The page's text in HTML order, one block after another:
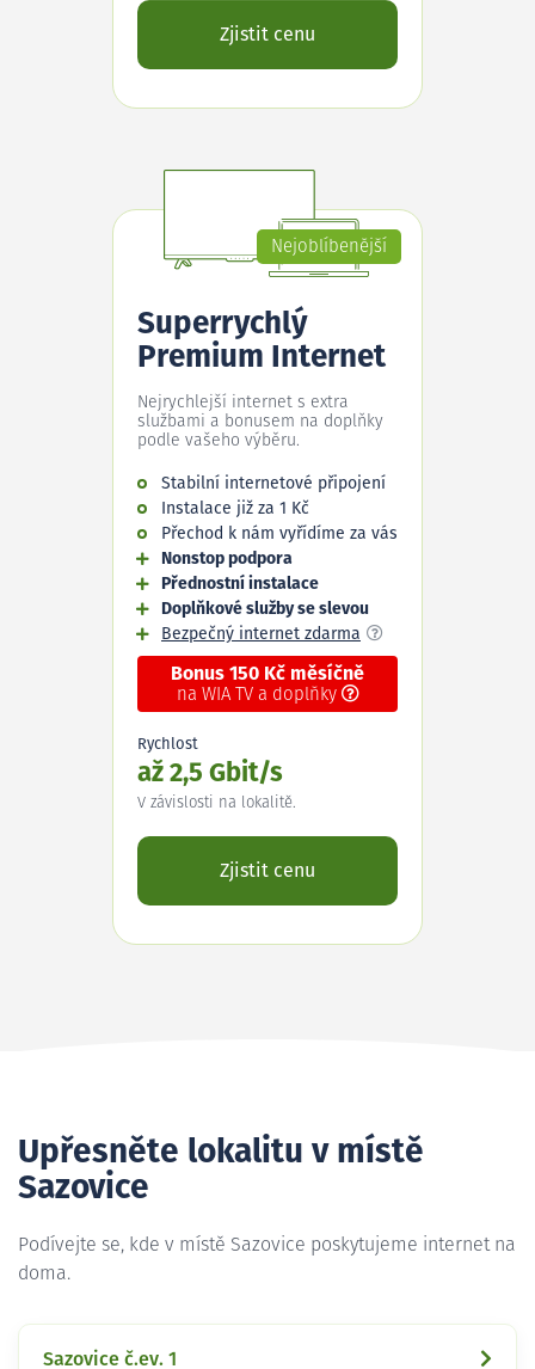
Zjistit cenu
Nejoblíbenější
Superrychlý
Premium Internet
Nejrychlejší internet s extra
službami a bonusem na doplňky
podle vašeho výběru.
Stabilní internetové připojení
Instalace již za 1 Kč
Přechod k nám vyřídíme za vás
Nonstop podpora
Přednostní instalace
Doplňkové služby se slevou
Bezpečný internet zdarma
Bonus 150 Kč měsíčně
na WIA TV a doplňky
Rychlost
až 2,5 Gbit/s
V závislosti na lokalitě.
Zjistit cenu
Upřesněte lokalitu v místě
Sazovice
Podívejte se, kde v místě Sazovice poskytujeme internet na
doma.
Sazovice č.ev. 1